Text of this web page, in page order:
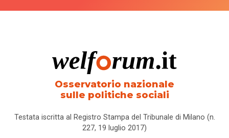
Osservatorio nazionale
sulle politiche sociali
Testata iscritta al Registro Stampa del Tribunale di Milano (n.
227, 19 luglio 2017)